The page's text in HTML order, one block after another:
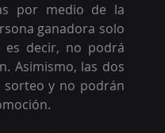
por medio de la
ganadora solo
decir, no podrá
Asimismo, las dos
sorteo y no podrán